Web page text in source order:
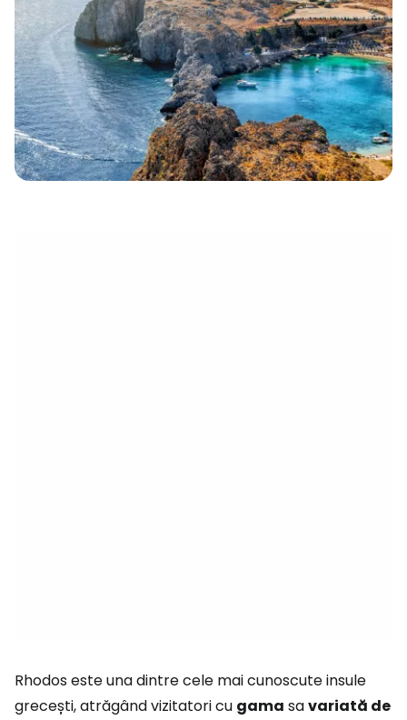
Rhodos este una dintre cele mai cunoscute insule
grecești, atrăgând vizitatori cu gama savariată de